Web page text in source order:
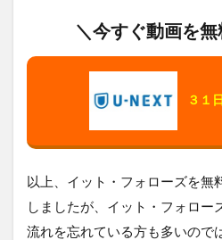
＼今すぐ動画を
３１
以上、イット・フォローズを無
しましたが、イット・フォロー
流れを忘れている方も多いので